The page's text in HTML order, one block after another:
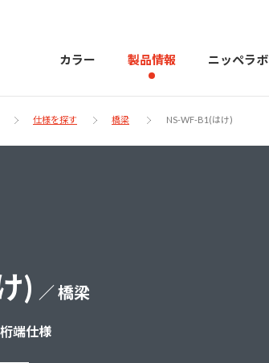
カラー 製品情報 ニッペラボ
に
ご
く
築
仕様を探す 橋梁 NS-WF-B1(はけ)
) ／ 橋梁
端仕様